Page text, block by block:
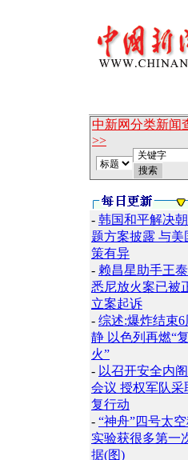
中新网分类新闻
>>
- 韩国和平解决
题方案披露 与美
策有异
- 赖昌星助手王
悉尼放火案已被
立案起诉
- 综述:爆炸结束6
静 以色列再燃“
火”
- 以召开安全内
会议 授权军队采
复行动
- “神舟”四号太
实验获很多第一
据(图)